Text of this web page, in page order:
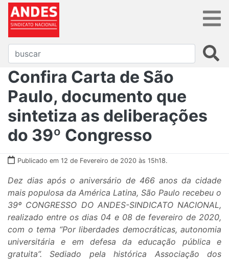
Confira Carta de São
Paulo, documento que
sintetiza as deliberações
do 39º Congresso
Publicado em 12 de Fevereiro de 2020 às 15h18.
Dez dias após o aniversário de 466 anos da cidade
mais populosa da América Latina, São Paulo recebeu o
39º CONGRESSO DO ANDES-SINDICATO NACIONAL,
realizado entre os dias 04 e 08 de fevereiro de 2020,
com o tema “Por liberdades democráticas, autonomia
universitária e em defesa da educação pública e
gratuita”. Sediado pela histórica Associação dos